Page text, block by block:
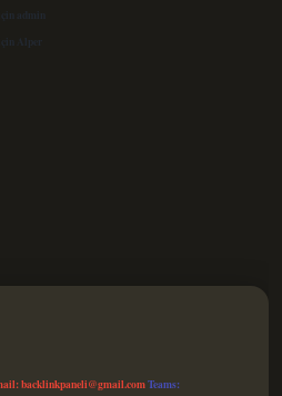
admin
Alper
backlinkpaneli@gmail.comTeams: